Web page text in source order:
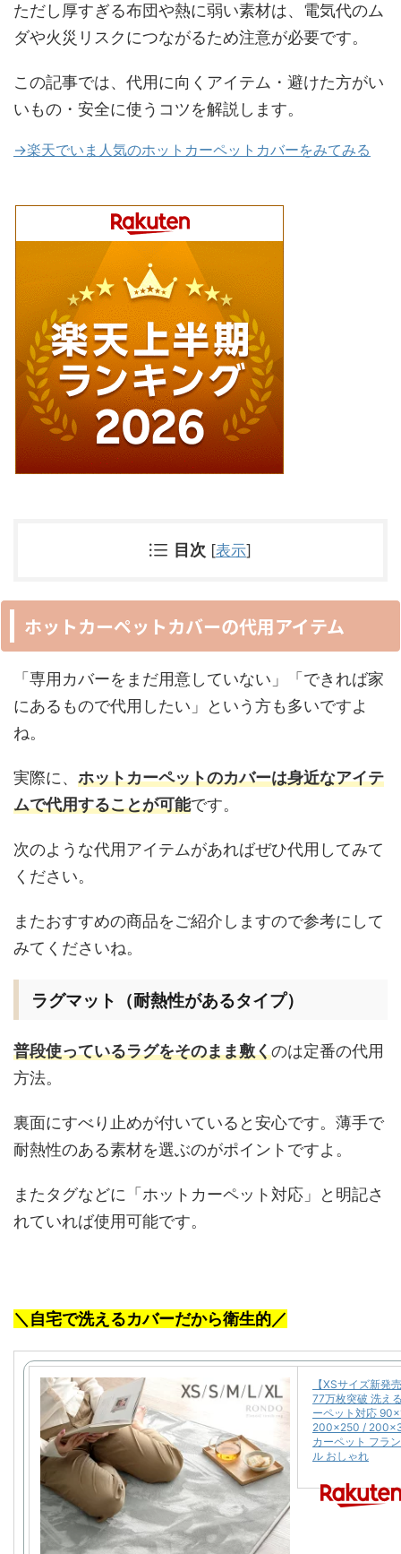
ただし厚すぎる布団や熱に弱い素材は、電気代のム
ダや火災リスクにつながるため注意が必要です。
この記事では、代用に向くアイテム・避けた方がい
いもの・安全に使うコツを解説します。
→楽天でいま人気のホットカーペットカバーをみてみる
目次 [表示]
ホットカーペットカバーの代用アイテム
「専用カバーをまだ用意していない」「できれば家
にあるもので代用したい」という方も多いですよ
ね。
実際に、 ホットカーペットのカバーは身近なアイテ
ムで代用することが可能です。
次のような代用アイテムがあればぜひ代用してみて
ください。
またおすすめの商品をご紹介しますので参考にして
みてくださいね。
ラグマット（耐熱性があるタイプ）
普段使っているラグをそのまま敷くのは定番の代用
方法。
裏面にすべり止めが付いていると安心です。薄手で
耐熱性のある素材を選ぶのがポイントですよ。
またタグなどに「ホットカーペット対応」と明記さ
れていれば使用可能です。
＼自宅で洗えるカバーだから衛生的／
【XSサイズ新発
77万枚突破 洗え
ーペット対応
200×250 /
カーペット フラ
ル おしゃれ